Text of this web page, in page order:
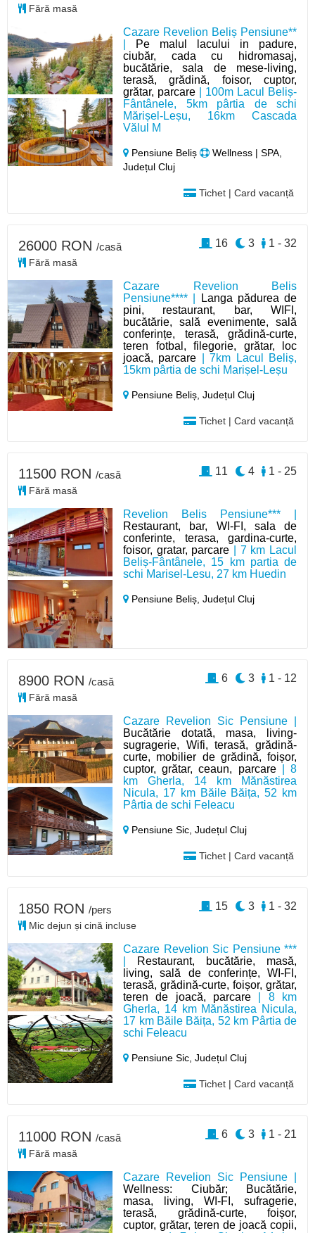
Cazare Revelion Beliș Pensiune**
Pe malul lacului in padure,
ciubăr, cada cu hidromasaj,
bucătărie, sala de mese-living,
terasă, grădină, foisor, cuptor,
grătar, parcare | 100m Lacul Beliș-
Fântânele, 5km pârtia de schi
Mărișel-Leșu, 16km Cascada
Vălul M
Pensiune Beliș
Wellness | SPA,
Județul Cluj
Tichet | Card vacanță
Fără masă
Cazare Revelion Belis
Pensiune**** |
Langa pădurea de
pini, restaurant, bar, WIFI,
bucătărie, sală evenimente, sală
conferințe, terasă, grădină-curte,
teren fotbal, filegorie, grătar, loc
joacă, parcare | 7km Lacul Beliș,
15km pârtia de schi Marișel-Leșu
Pensiune Beliș,Județul Cluj
Tichet | Card vacanță
26000 RON /casă
Fără masă
1 - 32
3
16
Revelion Belis Pensiune*** |
Restaurant, bar, WI-FI, sala de
conferinte, terasa, gardina-curte,
foisor, gratar, parcare | 7 km Lacul
Beliș-Fântânele, 15 km partia de
schi Marisel-Lesu, 27 km Huedin
Pensiune Beliș,Județul Cluj
11500 RON /casă
Fără masă
1 - 25
4
11
Cazare Revelion Sic Pensiune |
Bucătărie dotată, masa, living-
sugragerie, Wifi, terasă, grădină-
curte, mobilier de grădină, foișor,
cuptor, grătar, ceaun, parcare| 8
km Gherla, 14 km Mănăstirea
Nicula, 17 km Băile Băița, 52 km
Pârtia de schi Feleacu
Pensiune Sic,Județul Cluj
Tichet | Card vacanță
8900 RON /casă
Fără masă
1 - 12
3
6
Cazare Revelion Sic Pensiune ***
Restaurant, bucătărie, masă,
living, sală de conferințe, WI-FI,
terasă, grădină-curte, foișor, grătar,
teren de joacă, parcare | 8 km
Gherla, 14 km Mănăstirea Nicula,
17 km Băile Băița, 52 km Pârtia de
schi Feleacu
Pensiune Sic,Județul Cluj
Tichet | Card vacanță
1850 RON /pers
Mic dejun și cină incluse
1 - 32
3
15
Cazare Revelion Sic Pensiune |
Wellness: Ciubăr; Bucătărie,
masa, living, WI-FI, sufragerie,
terasă, grădină-curte, foișor,
cuptor, grătar, teren de joacă copii,
11000 RON /casă
Fără masă
1 - 21
3
6